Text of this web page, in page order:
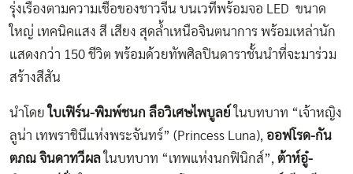
รุ่งเรืองตามความเชื่อของชาวจีน บนเวทีพร้อมจอ LED ขนาด
ใหญ่ เทคนิคแสง สี เสียง สุดล้ำเหนือจินตนาการ พร้อมเหล่านัก
แสดงกว่า 150 ชีวิต พร้อมด้วยทัพศิลปินดาราชั้นนำที่จะมาร่วม
สร้างสีสัน
นำโดย ใบเฟิร์น-พิมพ์ชนก ลือวิเศษไพบูลย์ ในบทบาท “เจ้าหญิง
ลูน่า เทพราชินีแห่งพระจันทร์” (Princess Luna), ออฟโรด-กัน
ตภณ จินดาทวีผล ในบทบาท “เทพแห่งนกฟินิกส์”, ต้าห์อู๋-